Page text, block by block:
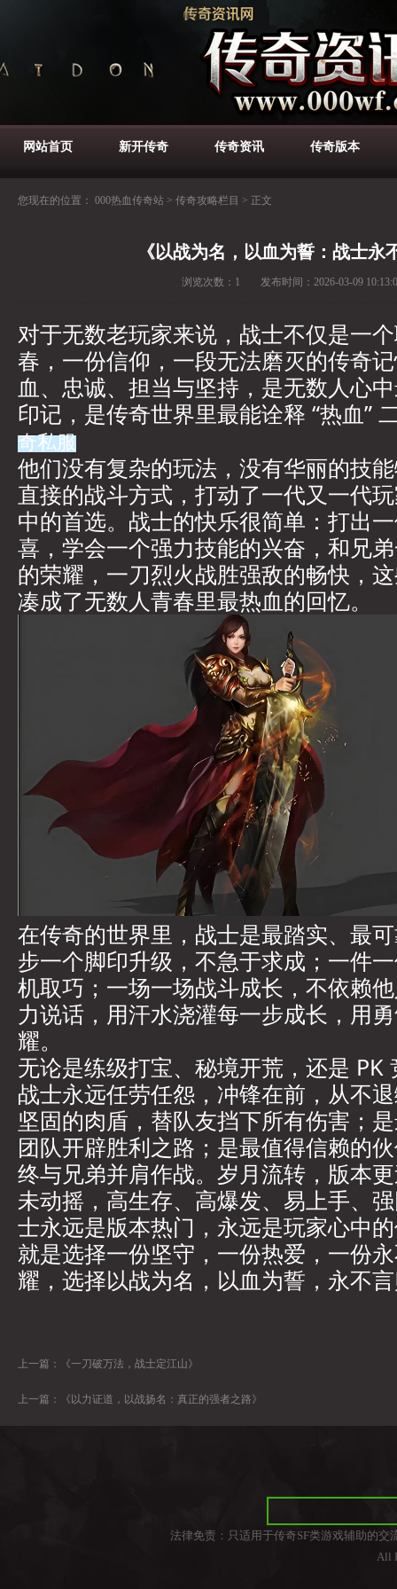
网站首页 新开传奇 传奇资讯 传奇版本
您现在的位置： 000热血传奇站 > 传奇攻略栏目 > 正文
《以战为名，以血为誓：战士永
浏览次数： 1 发布时间： 2026-03-09
对于无数老玩家来说，战士不仅是一
春，一份信仰，一段无法磨灭的传奇
血、忠诚、担当与坚持，是无数人心
印记，是传奇世界里最能诠释 “热血”
奇私服
他们没有复杂的玩法，没有华丽的技
直接的战斗方式，打动了一代又一代
中的首选。战士的快乐很简单：打出
喜，学会一个强力技能的兴奋，和兄
的荣耀，一刀烈火战胜强敌的畅快，
凑成了无数人青春里最热血的回忆。
在传奇的世界里，战士是最踏实、最
步一个脚印升级，不急于求成；一件
机取巧；一场一场战斗成长，不依赖
力说话，用汗水浇灌每一步成长，用
耀。
无论是练级打宝、秘境开荒，还是 PK
战士永远任劳任怨，冲锋在前，从不
坚固的肉盾，替队友挡下所有伤害；
团队开辟胜利之路；是最值得信赖的
终与兄弟并肩作战。岁月流转，版本
未动摇，高生存、高爆发、易上手、
士永远是版本热门，永远是玩家心中
就是选择一份坚守，一份热爱，一份
耀，选择以战为名，以血为誓，永不
上一篇： 《一刀破万法，战士定江山》
上一篇： 《以力证道，以战扬名：真正的强者之路》
法律免责：只适用于传奇SF类游戏辅助的
All